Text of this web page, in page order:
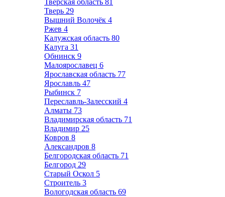
Тверская область 81
Тверь 29
Вышний Волочёк 4
Ржев 4
Калужская область 80
Калуга 31
Обнинск 9
Малоярославец 6
Ярославская область 77
Ярославль 47
Рыбинск 7
Переславль-Залесский 4
Алматы 73
Владимирская область 71
Владимир 25
Ковров 8
Александров 8
Белгородская область 71
Белгород 29
Старый Оскол 5
Строитель 3
Вологодская область 69